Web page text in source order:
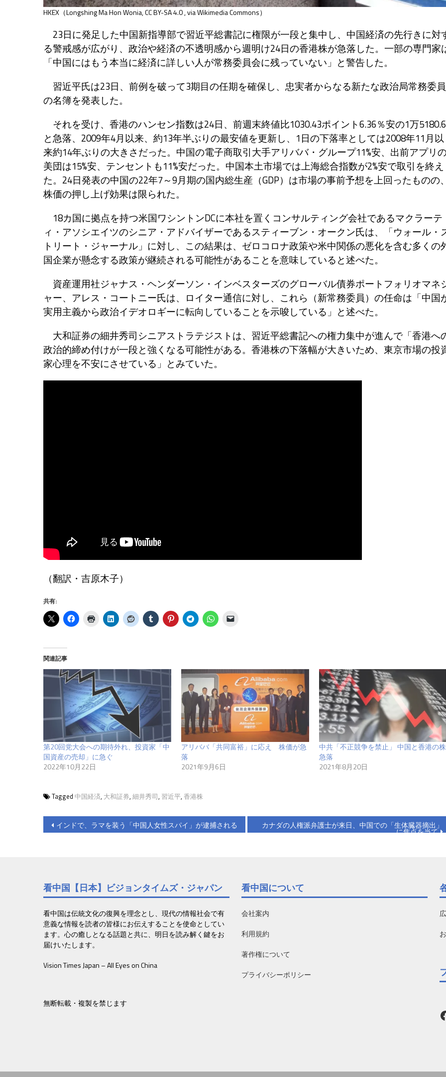
HKEX（Longshing Ma Hon Wonia,CC BY-SA 4.0, via Wikimedia Commons）
23日に発足した中国新指導部で習近平総書記に権限が一段と集中し、中国経済の先行きに対
る警戒感が広がり、政治や経済の不透明感から週明け24日の香港株が急落した。一部の専門家
「中国にはもう本当に経済に詳しい人が常務委員会に残っていない」と警告した。
習近平氏は23日、前例を破って3期目の任期を確保し、忠実者からなる新たな政治局常務委員
の名簿を発表した。
それを受け、香港のハンセン指数は24日、前週末終値比1030.43ポイント6.36％安の1万
と急落、2009年4月以来、約13年半ぶりの最安値を更新し、1日の下落率としては2008年11月以
来約14年ぶりの大きさだった。中国の電子商取引大手アリババ・グループ11%安、出前アプリ
美団は15%安、テンセントも11%安だった。中国本土市場では上海総合指数が2%安で取引を終え
た。24日発表の中国の22年7～9月期の国内総生産（GDP）は市場の事前予想を上回ったものの、
株価の押し上げ効果は限られた。
18カ国に拠点を持つ米国ワシントンDCに本社を置くコンサルティング会社であるマクラーテ
ィ・アソシエイツのシニア・アドバイザーであるスティーブン・オークン氏は、「ウォール・
トリート・ジャーナル」に対し、この結果は、ゼロコロナ政策や米中関係の悪化を含む多くの
国企業が懸念する政策が継続される可能性があることを意味していると述べた。
資産運用社ジャナス・ヘンダーソン・インベスターズのグローバル債券ポートフォリオマネ
ャー、アレス・コートニー氏は、ロイター通信に対し、これら（新常務委員）の任命は「中国
実用主義から政治イデオロギーに転向していることを示唆している」と述べた。
大和証券の細井秀司シニアストラテジストは、習近平総書記への権力集中が進んで「香港へ
政治的締め付けが一段と強くなる可能性がある。香港株の下落幅が大きいため、東京市場の投
家心理を不安にさせている」とみていた。
（翻訳・吉原木子）
共有:
関連記事
第20回党大会への期待外れ、投資家「中
国資産の売却」に急ぐ
2022年10月22日
アリババ「共同富裕」に応え 株価が急
落
2021年9月6日
中共「不正競争を禁止」 中国と香港の株
急落
2021年8月20日
Tagged 中国経済, 大和証券, 細井秀司, 習近平, 香港株
投
ビ
ゲ
ー
シ
ョ
ン
インドで、ラマを装う「中国人女性スパイ」が逮捕される カナダの人権派弁護士が来日、中国での「生体臓器摘出」
に焦点を当て
看中国【日本】ビジョンタイムズ・ジャパン
看中国は伝統文化の復興を理念とし、現代の情報社会で有
意義な情報を読者の皆様にお伝えすることを使命としてい
ます。心の癒しとなる話題と共に、明日を読み解く鍵をお
届けいたします。
Vision Times Japan – All Eyes on China
無断転載・複製を禁じます
看中国について
会社案内
利用規約
著作権について
プライバシーポリシー